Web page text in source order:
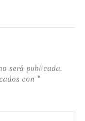
será publicada.
con *